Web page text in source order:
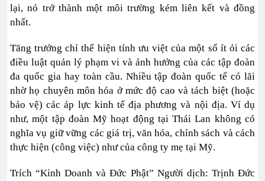
lại, nó trở thành một môi trường kém liên kết và đồng
nhất.
Tăng trưởng chỉ thể hiện tính ưu việt của một số ít ỏi các
điều luật quản lý phạm vi và ảnh hưởng của các tập đoàn
đa quốc gia hay toàn cầu. Nhiều tập đoàn quốc tế có lãi
nhờ họ chuyên môn hóa ở mức độ cao và tách biệt (hoặc
bảo vệ) các áp lực kinh tế địa phương và nội địa. Ví dụ
như, một tập đoàn Mỹ hoạt động tại Thái Lan không có
nghĩa vụ giữ vững các giá trị, văn hóa, chính sách và cách
thực hiện (công việc) như của công ty mẹ tại Mỹ.
Trích “Kinh Doanh và Đức Phật” Người dịch: Trịnh Đức